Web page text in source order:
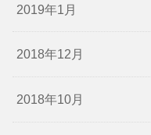
2019年1月
2018年12月
2018年10月